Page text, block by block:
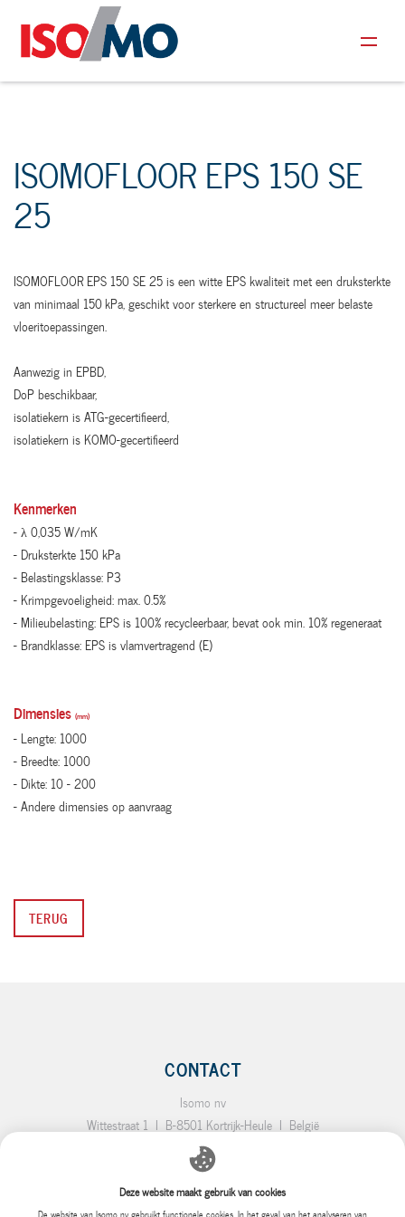
ISOMOFLOOR EPS 150 SE
25
ISOMOFLOOR EPS 150 SE 25 is een witte EPS kwaliteit met een druksterkte
van minimaal 150 kPa, geschikt voor sterkere en structureel meer belaste
vloeritoepassingen.
Aanwezig in EPBD,
DoP beschikbaar,
isolatiekern is ATG-gecertifieerd,
isolatiekern is KOMO-gecertifieerd
Kenmerken
- λ 0,035 W/mK
- Druksterkte 150 kPa
- Belastingsklasse: P3
- Krimpgevoeligheid: max. 0.5%
- Milieubelasting: EPS is 100% recycleerbaar, bevat ook min. 10% regeneraat
- Brandklasse: EPS is vlamvertragend (E)
Dimensies (mm)
- Lengte: 1000
- Breedte: 1000
- Dikte: 10 - 200
- Andere dimensies op aanvraag
TERUG
CONTACT
Isomo nv
Wittestraat 1I B-8501 Kortrijk-HeuleI België
+32 (0)56 35 92 10
SITEMAP
Deze website maakt gebruik van cookies